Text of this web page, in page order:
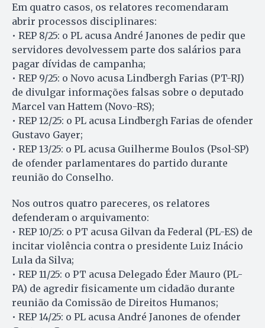
Em quatro casos, os relatores recomendaram
abrir processos disciplinares:
• REP 8/25: o PL acusa André Janones de pedir que
servidores devolvessem parte dos salários para
pagar dívidas de campanha;
• REP 9/25: o Novo acusa Lindbergh Farias (PT-RJ)
de divulgar informações falsas sobre o deputado
Marcel van Hattem (Novo-RS);
• REP 12/25: o PL acusa Lindbergh Farias de ofender
Gustavo Gayer;
• REP 13/25: o PL acusa Guilherme Boulos (Psol-SP)
de ofender parlamentares do partido durante
reunião do Conselho.
Nos outros quatro pareceres, os relatores
defenderam o arquivamento:
• REP 10/25: o PT acusa Gilvan da Federal (PL-ES) de
incitar violência contra o presidente Luiz Inácio
Lula da Silva;
• REP 11/25: o PT acusa Delegado Éder Mauro (PL-
PA) de agredir fisicamente um cidadão durante
reunião da Comissão de Direitos Humanos;
• REP 14/25: o PL acusa André Janones de ofender